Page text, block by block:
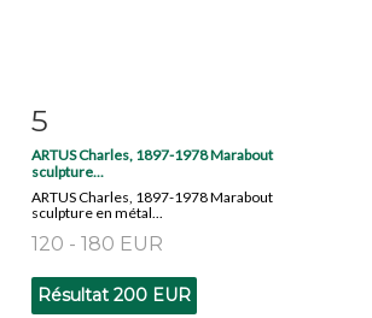
5
ARTUS Charles, 1897-1978 Marabout
sculpture...
ARTUS Charles, 1897-1978 Marabout
sculpture en métal...
120 - 180 EUR
Résultat 200 EUR